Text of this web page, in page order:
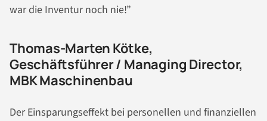
war die Inventur noch nie!”
Thomas-Marten Kötke,
Geschäftsführer / Managing Director,
MBK Maschinenbau
Der Einsparungseffekt bei personellen und finanziellen